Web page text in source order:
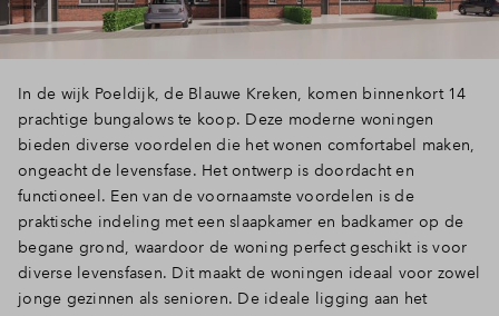
In de wijk Poeldijk, de Blauwe Kreken, komen binnenkort 14
prachtige bungalows te koop. Deze moderne woningen
bieden diverse voordelen die het wonen comfortabel maken,
ongeacht de levensfase. Het ontwerp is doordacht en
functioneel. Een van de voornaamste voordelen is de
praktische indeling met een slaapkamer en badkamer op de
begane grond, waardoor de woning perfect geschikt is voor
diverse levensfasen. Dit maakt de woningen ideaal voor zowel
jonge gezinnen als senioren. De ideale ligging aan het